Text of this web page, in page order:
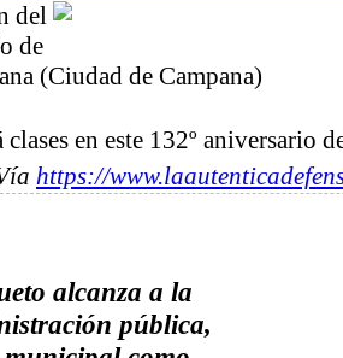
del
de
(Ciudad de Campana)
clases en este 132º aniversario
https://
alcanza a la
pública,